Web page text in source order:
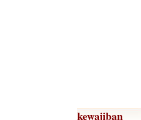
kewajiban